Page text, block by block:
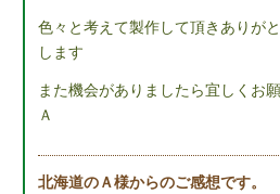
色々と考えて製作して頂きありが
します
また機会がありましたら宜しくお
Ａ
北海道のＡ様からのご感想です。